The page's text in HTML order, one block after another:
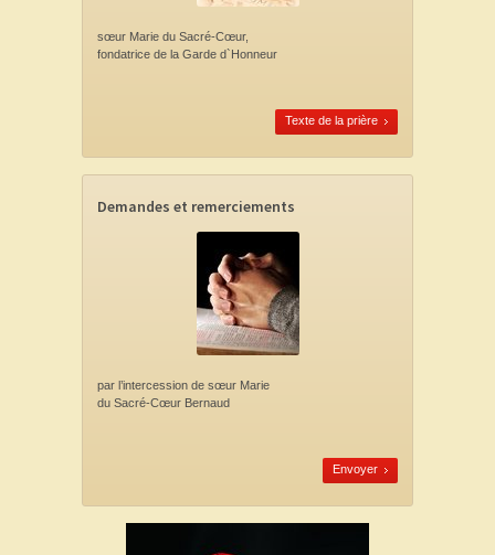
sœur Marie du Sacré-Cœur,
fondatrice de la Garde d`Honneur
Texte de la prière
Demandes et remerciements
par l’intercession de sœur Marie
du Sacré-Cœur Bernaud
Envoyer